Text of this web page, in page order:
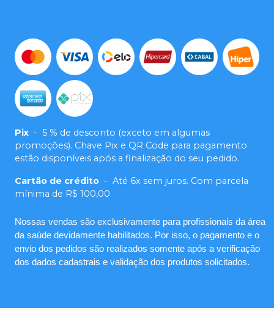
Pix - 5 % de desconto (exceto em algumas
promoções). Chave Pix e QR Code para pagamento
estão disponíveis após a finalização do seu pedido.
Cartão de crédito - Até 6x sem juros. Com parcela
mínima de R$ 100,00
Nossas vendas são exclusivamente para profissionais da área
da saúde devidamente habilitados. Por isso, o pagamento e o
envio dos pedidos são realizados somente após a verificação
dos dados cadastrais e validação dos produtos solicitados.